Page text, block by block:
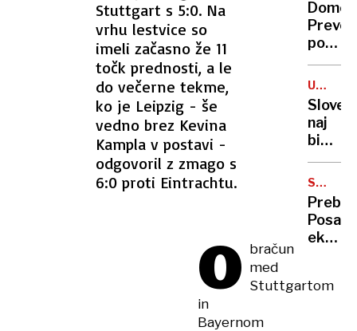
Stuttgart s 5:0. Na
vrhu lestvice so
imeli začasno že 11
točk prednosti, a le
do večerne tekme,
ko je Leipzig - še
vedno brez Kevina
Kampla v postavi -
odgovoril z zmago s
6:0 proti Eintrachtu.
O bračun
med
Stuttgartom
in
Bayernom
pištolo
in
puško
Domen
Prevc
po
zmagi:
Užival
sem
UMOR
naj
bi
truplo
PREROD
ekipa
več